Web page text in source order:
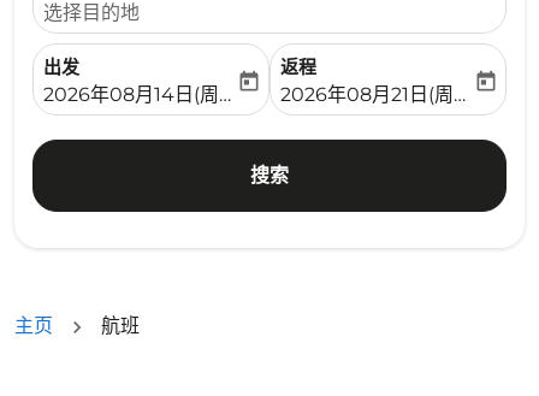
选择目的地
出发
fc-booking-departure-date-aria-label
2026年08月14日(周五)
today
返程
fc-booking-return-date-
2026年08月21日(周五)
today
搜索
主页 航班